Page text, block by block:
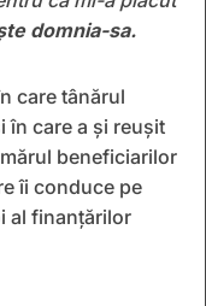
domnia-sa.
care tânărul
în care a şi reuşit
beneficiarilor
îi conduce pe
al finanţărilor